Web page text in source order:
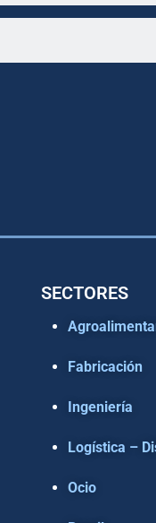
SECTORES
Fabricación
Ingeniería
Logística –
Ocio